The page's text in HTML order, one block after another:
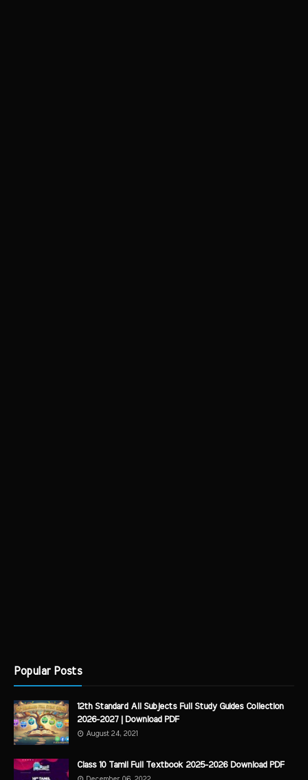
Popular Posts
12th Standard All Subjects Full Study Guides Collection
2026-2027 | Download PDF
August 24, 2021
Class 10 Tamil Full Textbook 2025-2026 Download PDF